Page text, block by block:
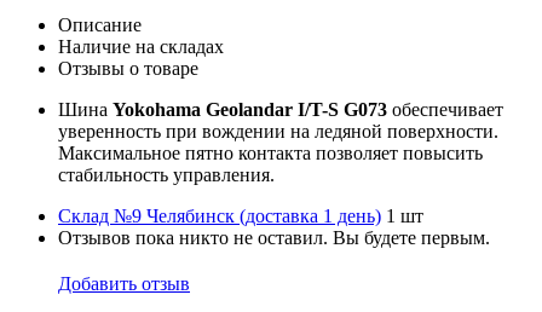
Описание
Наличие на складах
Отзывы о товаре
Шина Yokohama Geolandar I/T-S G073 обеспечивает
уверенность при вождении на ледяной поверхности.
Максимальное пятно контакта позволяет повысить
стабильность управления.
Склад №9 Челябинск (доставка 1 день) 1 шт
Отзывов пока никто не оставил. Вы будете первым.
Добавить отзыв